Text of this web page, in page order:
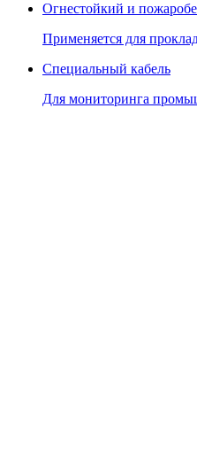
Огнестойкий и
Применяется для
Специальный кабель
Для мониторинга